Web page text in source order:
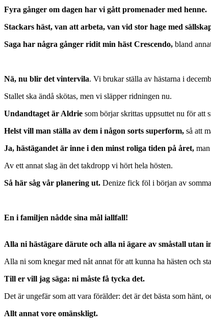
Fyra gånger om dagen har vi gått promenader med henne.
Stackars häst, van att arbeta, van vid stor hage med
Saga har några gånger ridit min häst Crescendo, bland
Nä, nu blir det vintervila. Vi brukar ställa av hästarna i
Stallet ska ändå skötas, men vi släpper ridningen nu.
Undandtaget är Aldrie som börjar skrittas uppsuttet nu för att
Helst vill man ställa av dem i någon sorts superform, så att
Ja, hästägandet är inne i den minst roliga tiden på året,
Av ett annat slag än det takdropp vi hört hela hösten.
Så här såg vår planering ut. Denize fick föl i början av
En i familjen nådde sina mål iallfall!
Alla ni hästägare därute och alla ni ägare av småstall utan
Alla ni som knegar med nåt annat för att kunna ha hästen och
Till er vill jag säga: ni måste få tycka det.
Det är ungefär som att vara förälder: det är det bästa som hänt,
Allt annat vore omänskligt.